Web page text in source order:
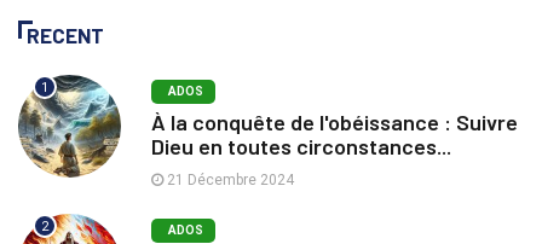
RECENT
1 ADOS
À la conquête de l'obéissance : Suivre
Dieu en toutes circonstances...
21 Décembre 2024
2 ADOS